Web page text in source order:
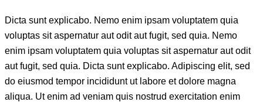
Dicta sunt explicabo. Nemo enim ipsam voluptatem quia
voluptas sit aspernatur aut odit aut fugit, sed quia. Nemo
enim ipsam voluptatem quia voluptas sit aspernatur aut odit
aut fugit, sed quia. Dicta sunt explicabo. Adipiscing elit, sed
do eiusmod tempor incididunt ut labore et dolore magna
aliqua. Ut enim ad veniam quis nostrud exercitation enim